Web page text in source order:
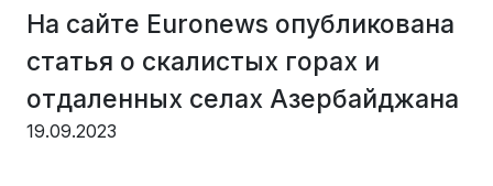
На сайте Euronews опубликована
статья о скалистых горах и
отдаленных селах Азербайджана
19.09.2023